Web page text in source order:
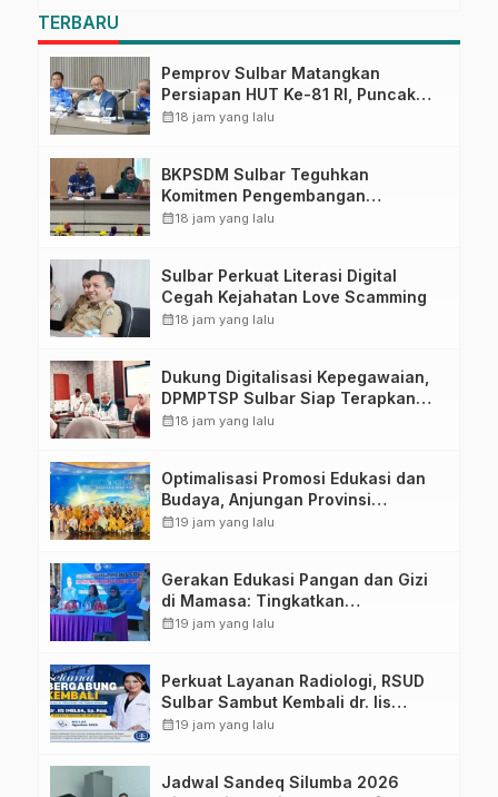
TERBARU
Pemprov Sulbar Matangkan
Persiapan HUT Ke-81 RI, Puncak
Upacara di Lapangan Ahmad
calendar_month18 jam yang lalu
BKPSDM Sulbar Teguhkan
Komitmen Pengembangan
Kompetensi ASN melalui
calendar_month18 jam yang lalu
Sulbar Perkuat Literasi Digital
Cegah Kejahatan Love Scamming
calendar_month18 jam yang lalu
Dukung Digitalisasi Kepegawaian,
DPMPTSP Sulbar Siap Terapkan
Aplikasi FLEKSI ASN
calendar_month18 jam yang lalu
Optimalisasi Promosi Edukasi dan
Budaya, Anjungan Provinsi
Sulawesi Barat Perkuat Kolaborasi
calendar_month19 jam yang lalu
Gerakan Edukasi Pangan dan Gizi
di Mamasa: Tingkatkan
Pengetahuan dan Keterampilan
calendar_month19 jam yang lalu
Perkuat Layanan Radiologi, RSUD
Sulbar Sambut Kembali dr. Iis
Imelda, Sp.Rad
calendar_month19 jam yang lalu
Jadwal Sandeq Silumba 2026